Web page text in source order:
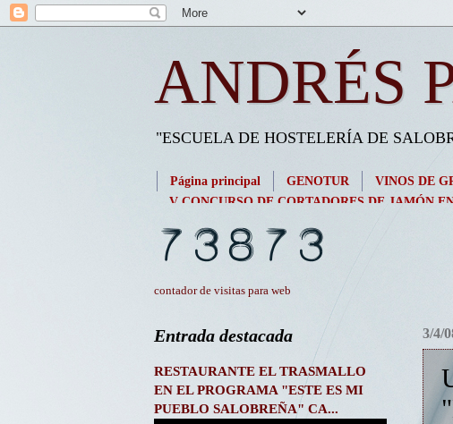
ANDRÉS
"ESCUELA DE HOSTELERÍA DE
Página principal GENOTUR
VINOS DE
V CONCURSO DE CORTADORES DE JAMÓN
contador de visitas para web
3/4/
Entrada destacada
RESTAURANTE EL TRASMALLO
EN EL PROGRAMA "ESTE ES MI
PUEBLO SALOBREÑA" CA...